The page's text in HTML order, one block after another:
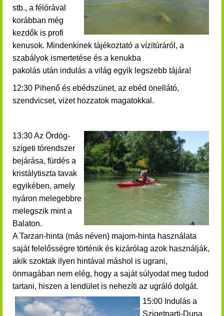
stb., a félórával
korábban még
kezdők is profi
kenusok. Mindenkinek tájékoztató a vízitúráról, a
szabályok ismertetése és a kenukba
pakolás után indulás a világ egyik legszebb tájára!
12:30 Pihenő és ebédszünet, az ebéd önellátó,
szendvicset, vizet hozzatok magatokkal.
13:30 Az Ördög-
szigeti tórendszer
bejárása, fürdés a
kristálytiszta tavak
egyikében, amely
nyáron melegebbre
melegszik mint a
Balaton.
A Tarzan-hinta (más néven) majom-hinta használata
saját felelősségre történik és kizárólag azok használják,
akik szoktak ilyen hintával máshol is ugrani,
önmagában nem elég, hogy a saját súlyodat meg tudod
tartani, hiszen a lendület is nehezíti az ugráló dolgát.
15:00 Indulás a
Szigetparti-Duna